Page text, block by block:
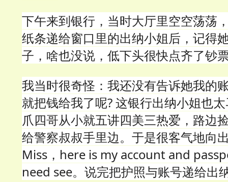
下午来到银行，当时大厅里空空荡荡
纸条递给窗口里的出纳小姐后，记得
子，啥也没说，低下头很快点齐了钞
我当时很奇怪：我还没有告诉她我的
就把钱给我了呢? 这银行出纳小姐也
爪四哥从小就五讲四美三热爱，路边
给警察叔叔手里边。于是很客气地向
Miss，here is my account and
need see。说完把护照与账号递给出